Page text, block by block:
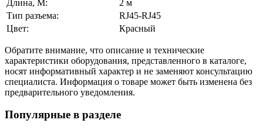
Длина, М:
2 м
Тип разъема:
RJ45-RJ45
Цвет:
Красный
Обратите внимание, что описание и технические
характеристики оборудования, представленного в каталоге,
носят информативный характер и не заменяют консультацию
специалиста. Информация о товаре может быть изменена без
предварительного уведомления.
Популярные в разделе